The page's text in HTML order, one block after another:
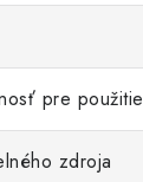
pre použitie
zdroja